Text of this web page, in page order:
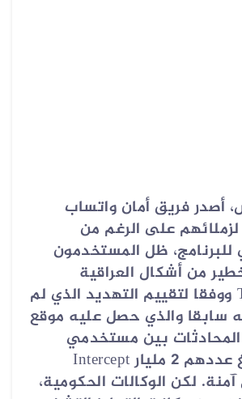
أصدر فريق أمان واتساب
لزملائهم على الرغم من
للبرنامج، ظل المستخدمون
من أشكال العراقية
ووفقا لتقييم التهديد الذي لم
سابقا والذي حصل عليه موقع
بين مستخدمي
2 مليار
Intercept
لكن الوكالات الحكومية،